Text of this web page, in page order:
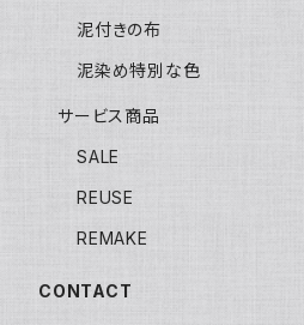
泥付きの布
泥染め特別な色
サービス商品
SALE
REUSE
REMAKE
CONTACT